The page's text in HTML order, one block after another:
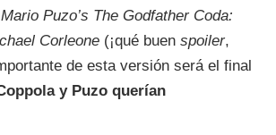
Mario Puzo’s The Godfather Coda:
Corleone (¡qué buen spoiler,
de esta versión será el final
y Puzo querían